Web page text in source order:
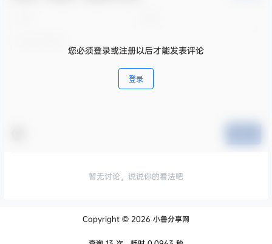
您必须登录或注册以后才能发表评论
登录
暂无讨论，说说你的看法吧
Copyright © 2026 小鲁分享网